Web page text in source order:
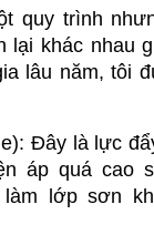
quy trình
lại khác nhau
lâu năm, tôi
Đây là lực
áp quá cao
làm lớp sơn